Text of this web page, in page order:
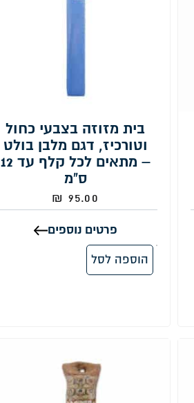
בית מזוזה בצבעי כחול
וטורכיז, דגם מלבן בולט
– מתאים לכל קלף עד 12
ס"מ
95.00
₪
פרטים נוספים
הוספה לסל